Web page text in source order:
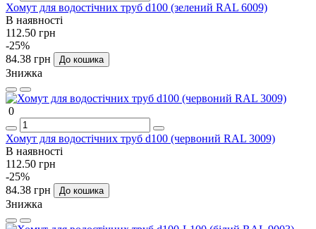
Хомут для водостічних труб d100 (зелений RAL 6009)
В наявності
112.50 грн
-25%
84.38 грн
До кошика
Знижка
0
Хомут для водостічних труб d100 (червоний RAL 3009)
В наявності
112.50 грн
-25%
84.38 грн
До кошика
Знижка